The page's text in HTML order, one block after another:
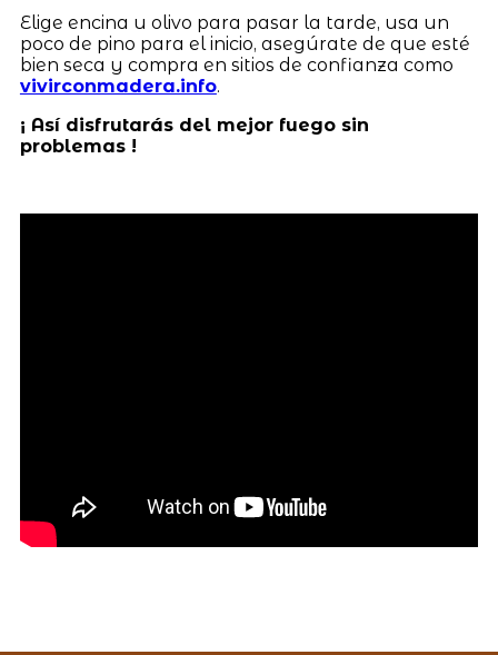
Elige encina u olivo para pasar la tarde, usa un
poco de pino para el inicio, asegúrate de que esté
bien seca y compra en sitios de confianza como
vivirconmadera.info.
¡ Así disfrutarás del mejor fuego sin
problemas !